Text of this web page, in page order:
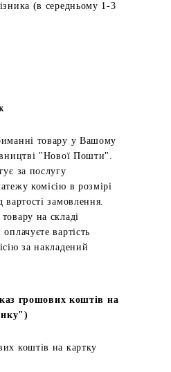
(в середньому 1-3
товару у Вашому
"Нової Пошти".
за послугу
комісію в розмірі
вартості замовлення.
на складі
вартість
за накладений
грошових коштів на
коштів на картку